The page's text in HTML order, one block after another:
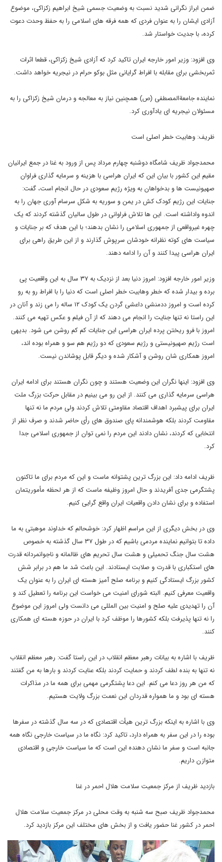
ضمن ابراز نگرانی شدید نسبت به وضعیت جسمی شیخ ابراهیم زکزاکی، موضوع
آزادی ایشان را به عنوان فردی که همه فرقه های اسلامی را به حفظ وحدت دعوت
کرده، با جدیت خواستار شد.
وی افزود: وزیر امور خارجه ایران تاکید کرد که آزادی شیخ زکزاکی، قطعا اثرات
ثمربخشی برای مقابله با افراط گرایانی مثل بوکو حرام در نیجریه خواهد داشت.
نماینده جامعةالمصطفی (ص) همچنین نیاز به معالجه و درمان شیخ زکزاکی را به
مسئولان نیجریه ای یادآوری کرد.
ظریف: وهابیت خطر اصلی است
محمدجواد ظریف شامگاه دوشنبه چهارم مرداد پس از ورود به غنا در جمع ایرانیان
مقیم این کشور با بیان این که ایران هراسی با هزینه و سرمایه گذاری فراوان
صهیونیست ها و بدخواهان به ویژه رژیم سعودی در حال انجام است، گفت:
جنایات این رژیم کودک کش در یمن و سوریه به شکل سرسام آوری جهان را به
اندوه واداشته است. این ها تلاش فراوانی در طول سالیان گذشته کردند که یک
چهره غیرواقعی از جمهوری اسلامی را نشان بدهند؛ با این هدف که بر جنایات و
سیاست های کوته نظرانه خودشان سرپوش گذارند و از این طریق راهی برای
ایران هراسی پیدا کنند و آن را ادامه دهند.
وزیر امور خارجه افزود: امروز دنیا بعد از نزدیک به ٣٧ سال به این واقعیت پی
برده و بیدار شده که خطر وهابیت خطر اصلی است که دنیا را با افراط رو به رو
کرده است و امروز ددمنشی داعشی گردن یک کودک ١٢ ساله را می زند و آنان در
این راستا نه تنها جنایت را انجام می دهند که از آن فیلم و عکس تهیه می کنند.
امروز با فرو ریختن پرده ایران هراسی این جنایات کم کم روشن می شود. بدیهی
است رژیم صهیونیستی و رژیم سعودی که دو رژیم هم سو و همراه بوده اند،
امروز همکاری شان روشن و آشکار شده و دیگر قابل پوشاندن نیست.
وی افزود: اینها نگران این وضعیت هستند و چون نگران هستند برای ادامه ایران
هراسی سرمایه گذاری می کنند. از این رو می بینیم در مقابل حرکت بزرگ ملت
ایران برای پیشبرد اهداف اقتصاد مقاومتی تلاش کردند ولی مردم ما نه تنها
مقاومت کردند بلکه هوشمندانه پای صندوق های رأی حاضر شدند و صرف نظر از
انتخابی که کردند، نشان دادند این مردم را نمی توان از جمهوری اسلامی جدا
کرد.
ظریف ادامه داد: این بزرگ ترین پشتوانه ماست و این که مردم برای ما تاکنون
پشتگرمی جدی آفریدند و حال امروز وظیفه ماست که از هر لحظه مأموریتمان
استفاده و برای نشان دادن واقعیات ایران واقع گرایی کنیم.
وی در بخش دیگری از این مراسم اظهار کرد: خوشحالم که خداوند موهبتی به ما
داده تا بتوانیم نماینده مردمی باشیم که در طول ٣٧ سال گذشته به خصوص
هشت سال جنگ تحمیلی و هشت سال تحریم های ظالمانه و ناجوانمردانه قدرت
های استکباری با قدرت و صلابت ایستادند. این باعث شد ما هم در برابر شش
کشور بزرگ ایستادگی کنیم و برنامه صلح آمیز هسته ای ایران را به عنوان یک
واقعیت معرفی کنیم. البته شورای امنیت می خواست این برنامه را تعطیل کند و
آن را تهدیدی علیه صلح و امنیت بین المللی می دانست ولی امروز این موضوع
را نه تنها پذیرفت بلکه کشورها را موظف کرد با ایران در حوزه هسته ای همکاری
کنند.
ظریف با اشاره به بیانات رهبر معظم انقلاب در این راستا گفت: رهبر معظم انقلاب
نه تنها به بنده لطف کردند و حمایت کردند بلکه عنایت کردند و بارها به من گفتند
که من هر روز دعا می کنم. این دعا پشتگرمی مهمی برای همه ما در مذاکرات
هسته ای بود و ما همواره قدردان این نعمت بزرگ ولایت هستیم.
وی با اشاره به اینکه بزرگ ترین هیأت اقتصادی که در سه سال گذشته در سفرها
بوده را در این سفر به همراه دارد، تاکید کرد: نگاه ما در سیاست خارجی نگاه همه
جانبه است و سفر ما نشان دهنده این است که ما سیاست خارجی و اقتصادی
متوازن داریم.
بازدید ظریف از مرکز جمعیت سلامت هلال احمر در غنا
محمدجواد ظریف صبح سه شنبه به وقت محلی در مرکز جمعیت سلامت هلال
احمر در کشور غنا حضور یافت و از بخش های مختلف این مرکز بازدید کرد.